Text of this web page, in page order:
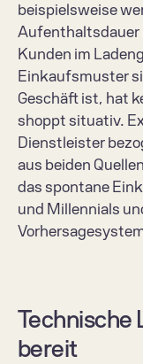
beispielsweise
Aufenthaltsdauer
Kunden im
Einkaufsmuster
Geschäft ist, hat
shoppt situativ.
Dienstleister
aus beiden
das spontane
und Millennials
Technische
bereit